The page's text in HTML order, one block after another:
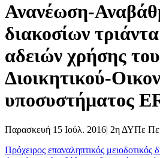
Ανανέωση-
διακοσίων
αδειών χρήσης του
Διοικητικού-
υποσυστήματος
Παρασκευή 15 Ιούλ. 2016| 2η ΔΥΠε
Πρόχειρος επαναληπτικός μειοδοτικός